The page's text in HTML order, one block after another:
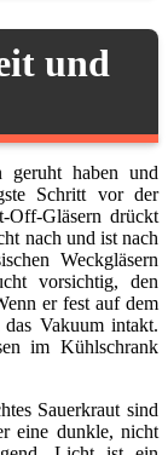
und
geruht haben und
Schritt vor der
Off-Gläsern drückt
nach und ist nach
Weckgläsern
vorsichtig, den
er fest auf dem
Vakuum intakt.
im Kühlschrank
Sauerkraut sind
eine dunkle, nicht